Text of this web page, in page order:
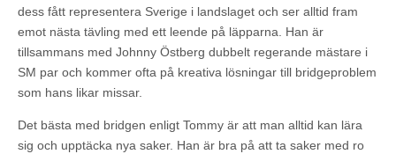
dess fått representera Sverige i landslaget och ser alltid fram
emot nästa tävling med ett leende på läpparna. Han är
tillsammans med Johnny Östberg dubbelt regerande mästare i
SM par och kommer ofta på kreativa lösningar till bridgeproblem
som hans likar missar.
Det bästa med bridgen enligt Tommy är att man alltid kan lära
sig och upptäcka nya saker. Han är bra på att ta saker med ro